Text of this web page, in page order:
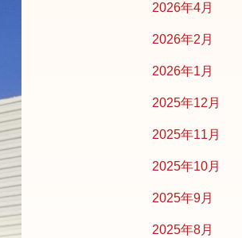
2026年4月
2026年2月
2026年1月
2025年12月
2025年11月
2025年10月
2025年9月
2025年8月